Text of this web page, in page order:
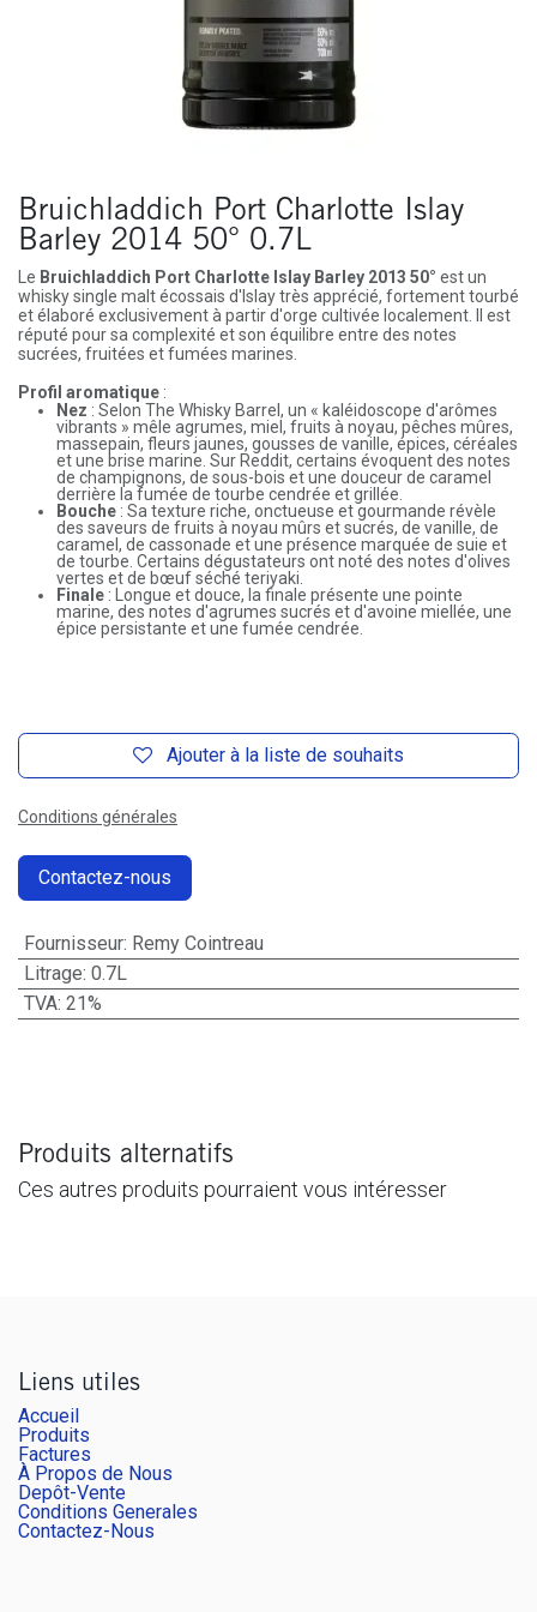
Bruichladdich Port Charlotte Islay
Barley 2014 50° 0.7L
Le Bruichladdich Port Charlotte Islay Barley 2013 50° est un
whisky single malt écossais d'Islay très apprécié, fortement tourbé
et élaboré exclusivement à partir d'orge cultivée localement. Il est
réputé pour sa complexité et son équilibre entre des notes
sucrées, fruitées et fumées marines.
Profil aromatique :
Nez : Selon The Whisky Barrel, un « kaléidoscope d'arômes
vibrants » mêle agrumes, miel, fruits à noyau, pêches mûres,
massepain, fleurs jaunes, gousses de vanille, épices, céréales
et une brise marine. Sur Reddit, certains évoquent des notes
de champignons, de sous-bois et une douceur de caramel
derrière la fumée de tourbe cendrée et grillée.
Bouche : Sa texture riche, onctueuse et gourmande révèle
des saveurs de fruits à noyau mûrs et sucrés, de vanille, de
caramel, de cassonade et une présence marquée de suie et
de tourbe. Certains dégustateurs ont noté des notes d'olives
vertes et de bœuf séché teriyaki.
Finale : Longue et douce, la finale présente une pointe
marine, des notes d'agrumes sucrés et d'avoine miellée, une
épice persistante et une fumée cendrée.
Ajouter à la liste de souhaits
Conditions générales
Contactez-nous
Fournisseur: Remy Cointreau
Litrage: 0.7L
TVA: 21%
Produits alternatifs
Ces autres produits pourraient vous intéresser
Liens utiles
Accueil
Produits
Factures
À Propos de Nous
Depôt-Vente
Conditions Generales
Contactez-Nous